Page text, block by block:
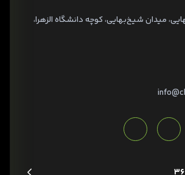
میدان شیخ‌بهایی، کوچه دانشگاه الزهرا،